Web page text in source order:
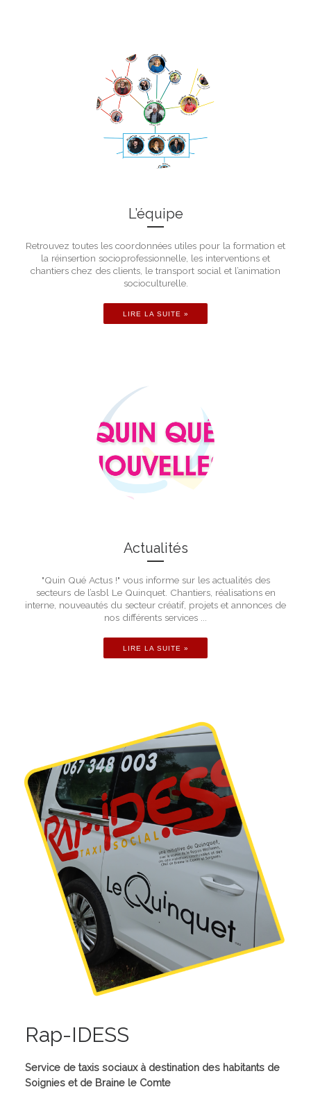
L’équipe
Retrouvez toutes les coordonnées utiles pour la formation et
la réinsertion socioprofessionnelle, les interventions et
chantiers chez des clients, le transport social et l’animation
socioculturelle.
LIRE LA SUITE »
Actualités
"Quin Qué Actus !" vous informe sur les actualités des
secteurs de l’asbl Le Quinquet. Chantiers, réalisations en
interne, nouveautés du secteur créatif, projets et annonces de
nos différents services ...
LIRE LA SUITE »
Rap-IDESS
Service de taxis sociaux à destination des habitants de
Soignies et de Braine le Comte